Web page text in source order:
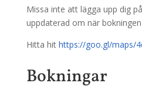
Missa inte att lägga upp dig
uppdaterad om när
Hitta hit https://goo.gl/maps/
Bokningar